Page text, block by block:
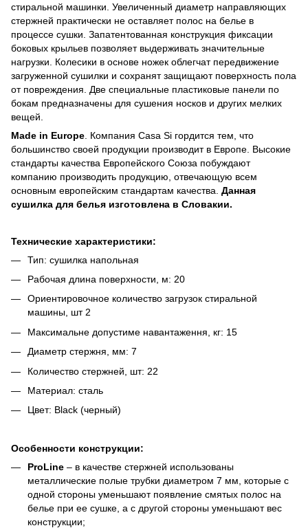
стиральной машинки. Увеличенный диаметр направляющих
стержней практически не оставляет полос на белье в
процессе сушки. Запатентованная конструкция фиксации
боковых крыльев позволяет выдерживать значительные
нагрузки. Колесики в основе ножек облегчат передвижение
загруженной сушилки и сохранят защищают поверхность пола
от повреждения. Две специальные пластиковые панели по
бокам предназначены для сушения носков и других мелких
вещей.
Made in Europe . Компания Casa Si гордится тем, что
большинство своей продукции производит в Европе. Высокие
стандарты качества Европейского Союза побуждают
компанию производить продукцию, отвечающую всем
основным европейским стандартам качества. Данная
сушилка для белья изготовлена в Словакии.
Технические характеристики:
Тип: сушилка напольная
Рабочая длина поверхности, м: 20
Ориентировочное количество загрузок стиральной
машины, шт 2
Максимальне допустиме навантаження, кг: 15
Диаметр стержня, мм: 7
Количество стержней, шт: 22
Материал: сталь
Цвет: Black (черный)
Особенности конструкции:
ProLine – в качестве стержней использованы
металлические полые трубки диаметром 7 мм, которые с
одной стороны уменьшают появление смятых полос на
белье при ее сушке, а с другой стороны уменьшают вес
конструкции;